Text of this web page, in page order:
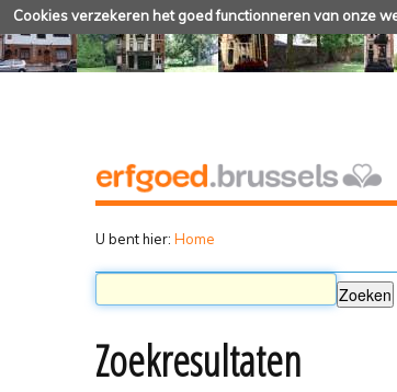
Cookies verzekeren het goed functionneren van onze
U bent hier: Home
Zoekresultaten